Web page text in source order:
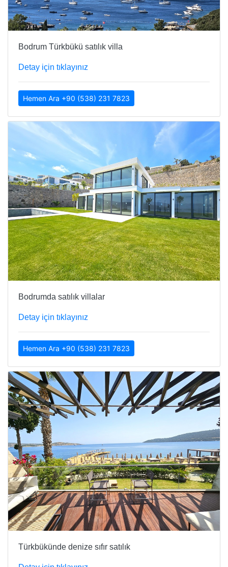
Bodrum Türkbükü satılık villa
Detay için tıklayınız
Hemen Ara +90 (538) 231 7823
Bodrumda satılık villalar
Detay için tıklayınız
Hemen Ara +90 (538) 231 7823
Türkbükünde denize sıfır satılık